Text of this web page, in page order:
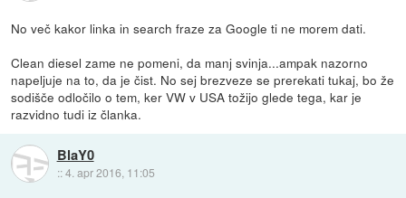
No več kakor linka in search fraze za Google ti ne morem dati.
Clean diesel zame ne pomeni, da manj svinja...ampak nazorno
napeljuje na to, da je čist. No sej brezveze se prerekati tukaj, bo že
sodišče odločilo o tem, ker VW v USA tožijo glede tega, kar je
razvidno tudi iz članka.
BlaY0
::4. apr 2016, 11:05